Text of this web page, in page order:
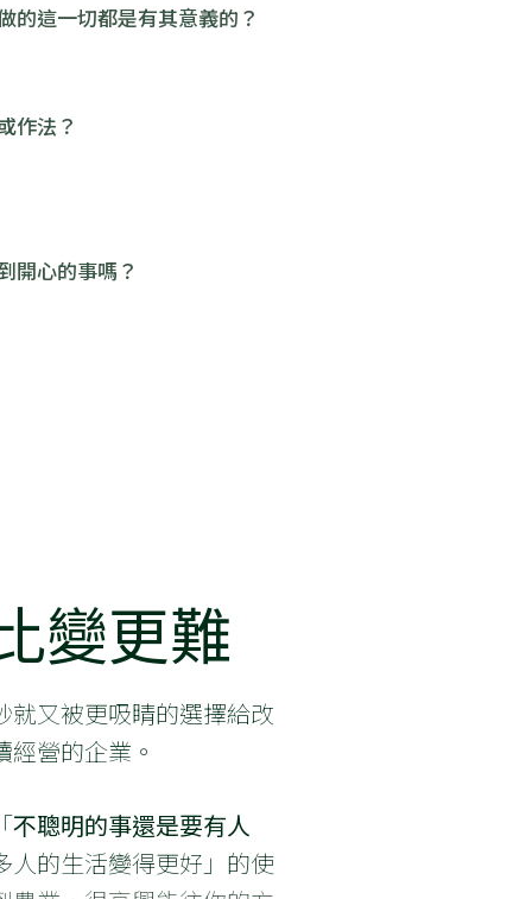
的這一切都是有其意義的？
作法？
開心的事嗎？
變更難
就又被更吸睛的選擇給改
營的企業。
不聰明的事還是要有人
人的生活變得更好」的使